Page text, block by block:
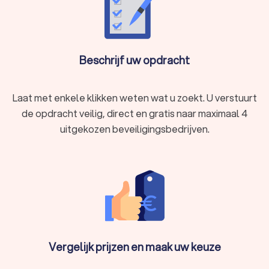
Beschrijf uw opdracht
Laat met enkele klikken weten wat u zoekt. U verstuurt
de opdracht veilig, direct en gratis naar maximaal 4
uitgekozen beveiligingsbedrijven.
Vergelijk prijzen en maak uw keuze